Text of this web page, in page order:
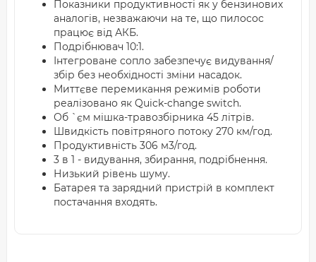
Показники продуктивності як у бензинових
аналогів, незважаючи на те, що пилосос
працює від АКБ.
Подрібнювач 10:1.
Інтегроване сопло забезпечує видування/
збір без необхідності зміни насадок.
Миттєве перемикання режимів роботи
реалізовано як Quick-change switch.
Об `єм мішка-травозбірника 45 літрів.
Швидкість повітряного потоку 270 км/год.
Продуктивність 306 м3/год.
3 в 1 - видування, збирання, подрібнення.
Низький рівень шуму.
Батарея та зарядний пристрій в комплект
постачання входять.